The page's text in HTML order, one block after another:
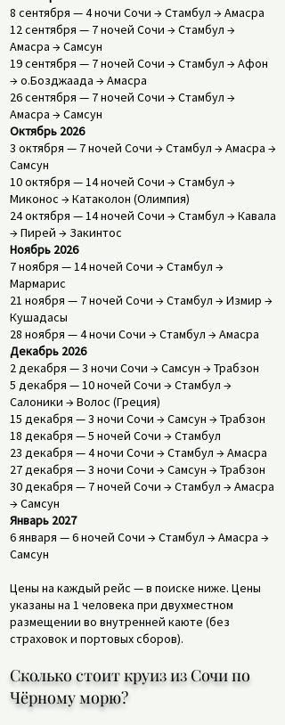
8 сентября — 4 ночи Сочи → Стамбул → Амасра
12 сентября — 7 ночей Сочи → Стамбул →
Амасра → Самсун
19 сентября — 7 ночей Сочи → Стамбул → Афон
→ о.Бозджаада → Амасра
26 сентября — 7 ночей Сочи → Стамбул →
Амасра → Самсун
Октябрь 2026
3 октября — 7 ночей Сочи → Стамбул → Амасра →
Самсун
10 октября — 14 ночей Сочи → Стамбул →
Миконос → Катаколон (Олимпия)
24 октября — 14 ночей Сочи → Стамбул → Кавала
→ Пирей → Закинтос
Ноябрь 2026
7 ноября — 14 ночей Сочи → Стамбул →
Мармарис
21 ноября — 7 ночей Сочи → Стамбул → Измир →
Кушадасы
28 ноября — 4 ночи Сочи → Стамбул → Амасра
Декабрь 2026
2 декабря — 3 ночи Сочи → Самсун → Трабзон
5 декабря — 10 ночей Сочи → Стамбул →
Салоники → Волос (Греция)
15 декабря — 3 ночи Сочи → Самсун → Трабзон
18 декабря — 5 ночей Сочи → Стамбул
23 декабря — 4 ночи Сочи → Стамбул → Амасра
27 декабря — 3 ночи Сочи → Самсун → Трабзон
30 декабря — 7 ночей Сочи → Стамбул → Амасра
→ Самсун
Январь 2027
6 января — 6 ночей Сочи → Стамбул → Амасра →
Самсун
Цены на каждый рейс — в поиске ниже. Цены
указаны на 1 человека при двухместном
размещении во внутренней каюте (без
страховок и портовых сборов).
Сколько стоит круиз из Сочи по
Чёрному морю?